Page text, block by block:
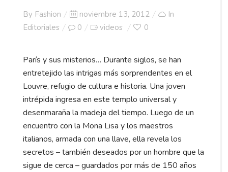
By Fashion
Posted
on
noviembre 13, 2012
In
Editoriales
0 videos 0
París y sus misterios… Durante siglos, se han
entretejido las intrigas más sorprendentes en el
Louvre, refugio de cultura e historia. Una joven
intrépida ingresa en este templo universal y
desenmaraña la madeja del tiempo. Luego de un
encuentro con la Mona Lisa y los maestros
italianos, armada con una llave, ella revela los
secretos – también deseados por un hombre que la
sigue de cerca – guardados por más de 150 años